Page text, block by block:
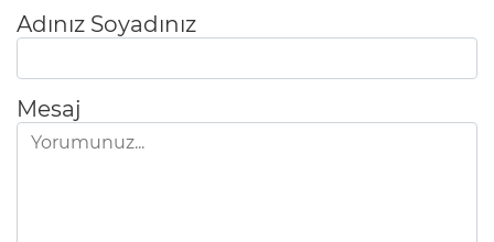
Adınız Soyadınız
Mesaj